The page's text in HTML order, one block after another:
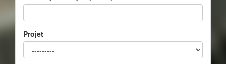
Projet